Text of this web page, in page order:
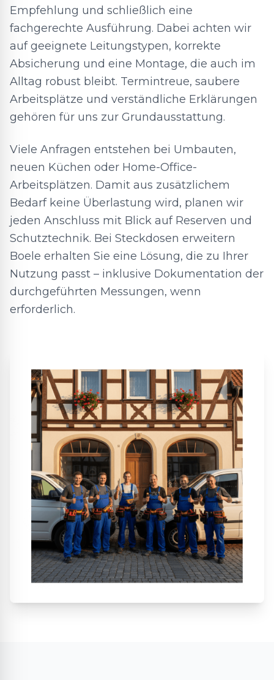
Empfehlung und schließlich eine
fachgerechte Ausführung. Dabei achten wir
auf geeignete Leitungstypen, korrekte
Absicherung und eine Montage, die auch im
Alltag robust bleibt. Termintreue, saubere
Arbeitsplätze und verständliche Erklärungen
gehören für uns zur Grundausstattung.
Viele Anfragen entstehen bei Umbauten,
neuen Küchen oder Home-Office-
Arbeitsplätzen. Damit aus zusätzlichem
Bedarf keine Überlastung wird, planen wir
jeden Anschluss mit Blick auf Reserven und
Schutztechnik. Bei Steckdosen erweitern
Boele erhalten Sie eine Lösung, die zu Ihrer
Nutzung passt – inklusive Dokumentation der
durchgeführten Messungen, wenn
erforderlich.